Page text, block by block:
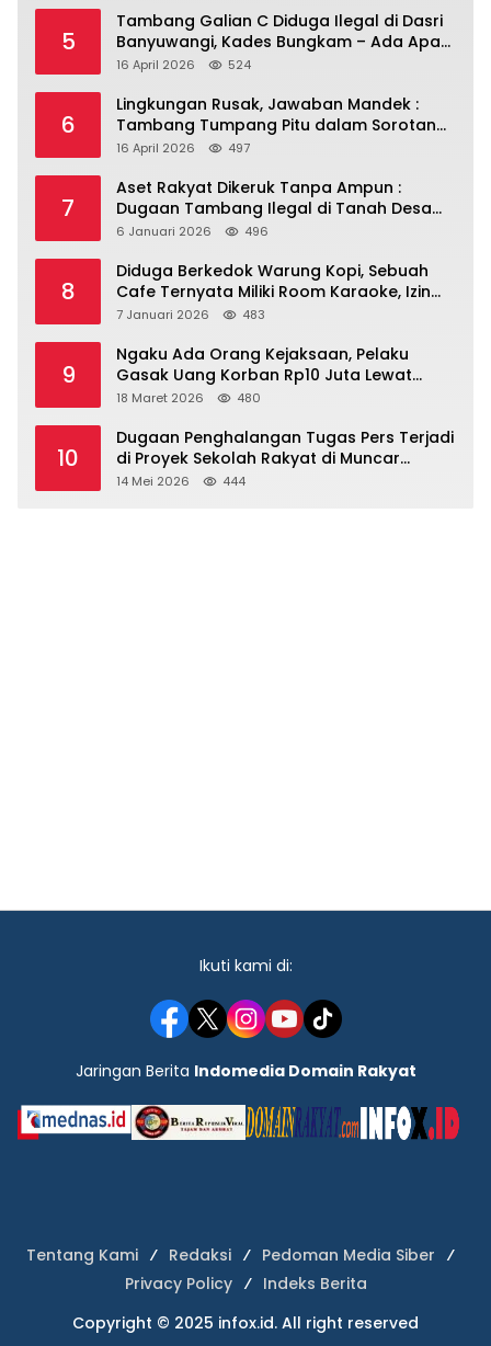
5
Tambang Galian C Diduga Ilegal di Dasri
Banyuwangi, Kades Bungkam – Ada Apa
Ya?
16 April 2026 524
6
Lingkungan Rusak, Jawaban Mandek :
Tambang Tumpang Pitu dalam Sorotan
Tajam
16 April 2026 497
7
Aset Rakyat Dikeruk Tanpa Ampun :
Dugaan Tambang Ilegal di Tanah Desa
Dasri Menguat
6 Januari 2026 496
8
Diduga Berkedok Warung Kopi, Sebuah
Cafe Ternyata Miliki Room Karaoke, Izin
Dipertanyakan!!!.
7 Januari 2026 483
9
Ngaku Ada Orang Kejaksaan, Pelaku
Gasak Uang Korban Rp10 Juta Lewat
Modus Tender Mobil
18 Maret 2026 480
10
Dugaan Penghalangan Tugas Pers Terjadi
di Proyek Sekolah Rakyat di Muncar
Banyuwangi
14 Mei 2026 444
Ikuti kami di:
Jaringan Berita Indomedia Domain Rakyat
Tentang Kami Redaksi
Pedoman Media Siber
Privacy Policy
Indeks Berita
Copyright © 2025 infox.id. All right reserved